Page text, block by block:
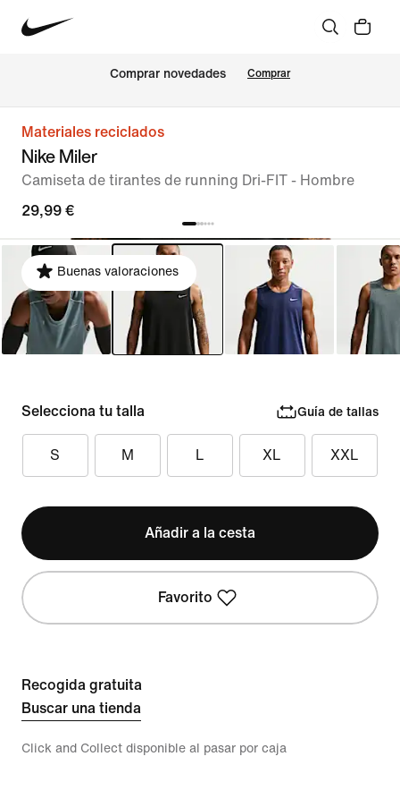
Comprar novedades Comprar
Materiales reciclados
Nike Miler
Camiseta de tirantes de running Dri-FIT - Hombre
29,99 €
Buenas valoraciones
Selecciona tu talla Guía de tallas
S M L XL XXL
Añadir a la cesta
Favorito
Recogida gratuita
Buscar una tienda
Click and Collect disponible al pasar por caja